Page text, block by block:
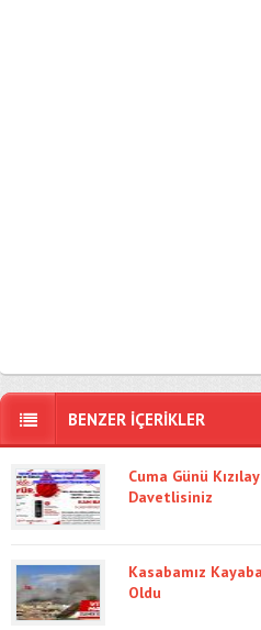
BENZER İÇERİKLER
Cuma Günü
Davetlisiniz
Kasabamız
Oldu